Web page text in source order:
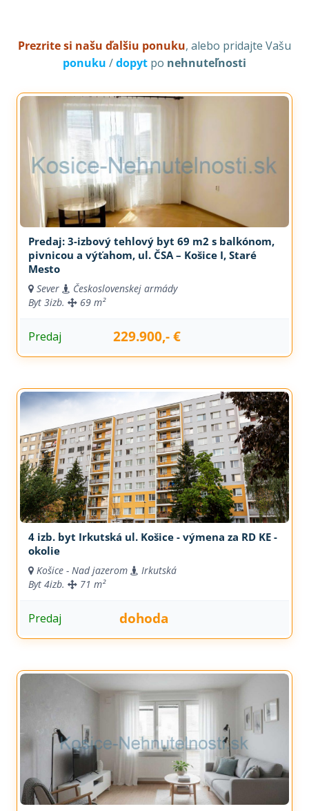
Prezrite si našu ďalšiu ponuku, alebo pridajte Vašu
ponuku /dopyt po nehnuteľnosti
Predaj: 3-izbový tehlový byt 69 m2 s balkónom,
pivnicou a výťahom, ul. ČSA – Košice I, Staré
Mesto
Sever
Československej armády
Byt 3izb. 69 m²
Predaj 229.900,- €
4 izb. byt Irkutská ul. Košice - výmena za RD KE -
okolie
Košice - Nad jazerom
Irkutská
Byt 4izb. 71 m²
Predaj dohoda